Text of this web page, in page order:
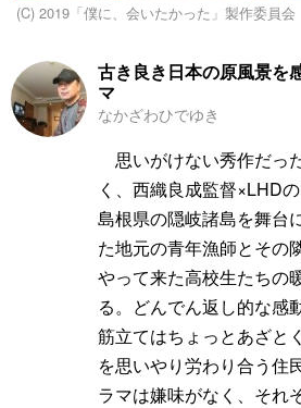
(C) 2019「僕に、会いたかった」製作委員会
古き良き日本の原風景を
マ
なかざわひでゆき
思いがけない秀作だっ
く、西織良成監督×LHD
島根県の隠岐諸島を舞台
た地元の青年漁師とその
やって来た高校生たちの
る。どんでん返し的な感
筋立てはちょっとあざと
を思いやり労わり合う住
ラマは嫌味がなく、それ